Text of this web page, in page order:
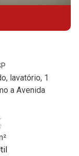
lavatório, 1
a Avenida